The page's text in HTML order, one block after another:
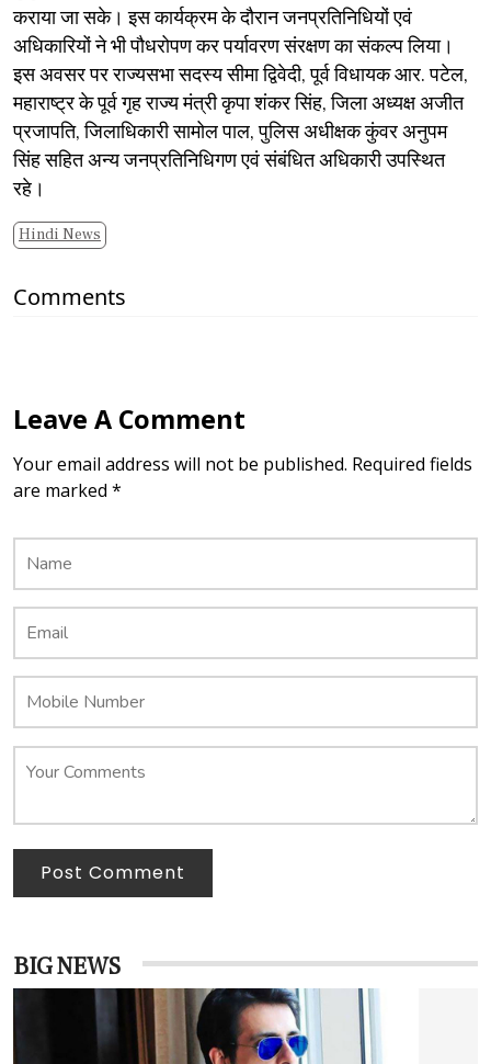
कराया जा सके। इस कार्यक्रम के दौरान जनप्रतिनिधियों एवं
अधिकारियों ने भी पौधरोपण कर पर्यावरण संरक्षण का संकल्प लिया।
इस अवसर पर राज्यसभा सदस्य सीमा द्विवेदी, पूर्व विधायक आर. पटेल,
महाराष्ट्र के पूर्व गृह राज्य मंत्री कृपा शंकर सिंह, जिला अध्यक्ष अजीत
प्रजापति, जिलाधिकारी सामोल पाल, पुलिस अधीक्षक कुंवर अनुपम
सिंह सहित अन्य जनप्रतिनिधिगण एवं संबंधित अधिकारी उपस्थित
रहे।
Hindi News
Comments
Leave A Comment
Your email address will not be published. Required fields
are marked *
Post Comment
BIG NEWS